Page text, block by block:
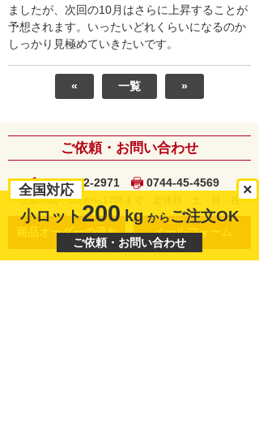
ましたが、次回の10月はさらに上昇することが
予想されます。いったいどれくらいになるのか
しっかり見極めていきたいです。
« 一覧 »
ご依頼・お問い合わせ
0744-42-2971 0744-45-4569
営業時間：9時から17時まで 定休日：土・日・祝
商品オーダーの流れ メールフォーム
全国対応
小ロット200 kg からご注文OK
×
ご依頼・お問い合わせ